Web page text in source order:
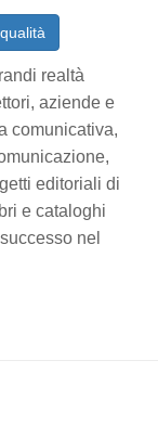
realtà
aziende e
comunicativa,
editoriali di
e cataloghi
nel